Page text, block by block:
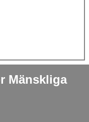
Mänskliga